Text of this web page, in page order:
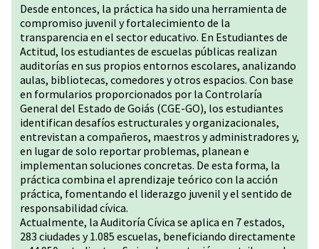
Desde entonces, la práctica ha sido una herramienta de
compromiso juvenil y fortalecimiento de la
transparencia en el sector educativo. En Estudiantes de
Actitud, los estudiantes de escuelas públicas realizan
auditorías en sus propios entornos escolares, analizando
aulas, bibliotecas, comedores y otros espacios. Con base
en formularios proporcionados por la Controlaría
General del Estado de Goiás (CGE-GO), los estudiantes
identifican desafíos estructurales y organizacionales,
entrevistan a compañeros, maestros y administradores y,
en lugar de solo reportar problemas, planean e
implementan soluciones concretas. De esta forma, la
práctica combina el aprendizaje teórico con la acción
práctica, fomentando el liderazgo juvenil y el sentido de
responsabilidad cívica.
Actualmente, la Auditoría Cívica se aplica en 7 estados,
283 ciudades y 1.085 escuelas, beneficiando directamente